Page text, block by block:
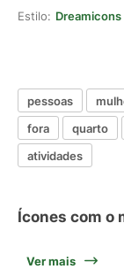
Estilo:
pessoas
fora
quarto
atividades
Ícones com o
Ver mais